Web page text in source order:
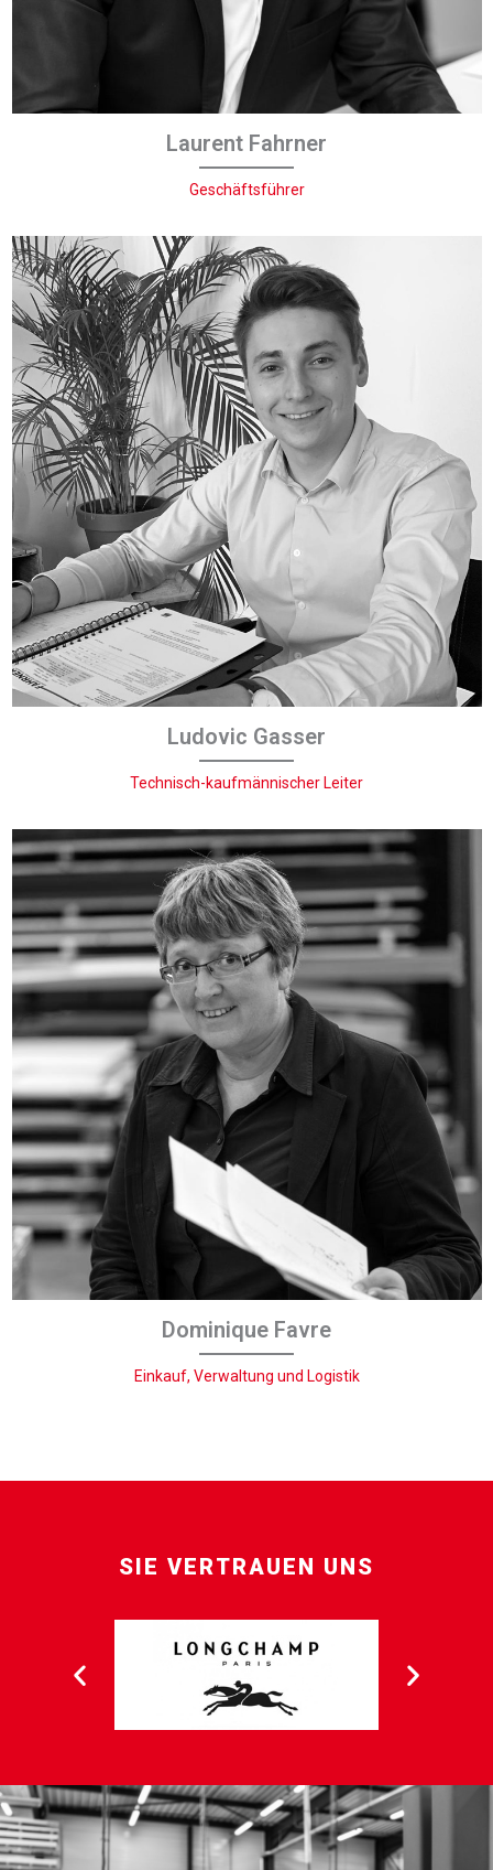
Laurent Fahrner
Geschäftsführer
Ludovic Gasser
Technisch-kaufmännischer Leiter
Dominique Favre
Einkauf, Verwaltung und Logistik
SIE VERTRAUEN UNS